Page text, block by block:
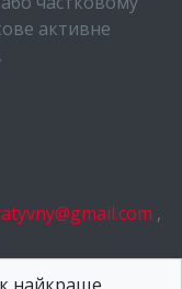
активне
,